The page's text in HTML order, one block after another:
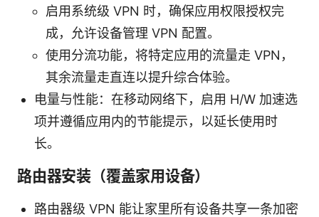
启用系统级 VPN 时，确保应用权限授权完
成，允许设备管理 VPN 配置。
使用分流功能，将特定应用的流量走 VPN，
其余流量走直连以提升综合体验。
电量与性能：在移动网络下，启用 H/W 加速选
项并遵循应用内的节能提示，以延长使用时
长。
路由器安装（覆盖家用设备）
路由器级 VPN 能让家里所有设备共享一条加密